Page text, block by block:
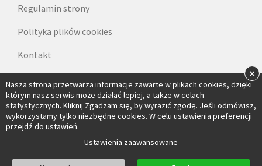
Nasza strona przetwarza informacje zawarte w plikach cookies, dzięki
którym nasz serwis może działać lepiej, a także w celach
statystycznych. Kliknij Zgadzam się, by wyrazić zgodę. Jeśli odmówisz,
wykorzystamy tylko niezbędne cookies. W celu ustawienia preferencji
przejdź do ustawień.
Ustawienia zaawansowane
×
Regulamin strony
Polityka plików cookies
Kontakt
© 2026 KKG Legal Kubas Kos Gałkowski i Wspólnicy sp. k.